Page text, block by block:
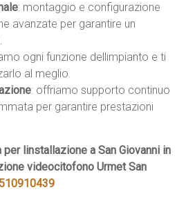
: montaggio e configurazione
avanzate per garantire un
ogni funzione dellimpianto e ti
al meglio.
: offriamo supporto continuo
per garantire prestazioni
linstallazione a San Giovanni in
videocitofono Urmet San